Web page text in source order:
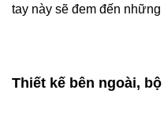
tay này sẽ đem đến
Thiết kế bên ngoài,